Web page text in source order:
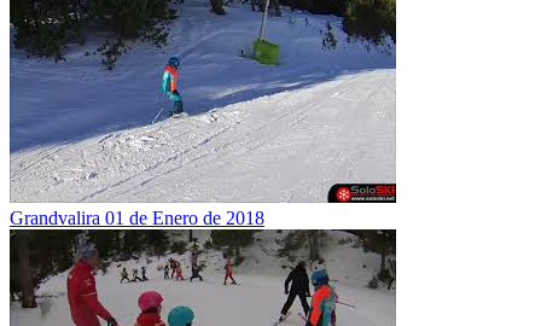
Grandvalira 01 de Enero de 2018